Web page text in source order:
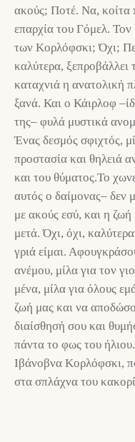
ακούς; Ποτέ. Να, κοίτα
επαρχία του Γόμελ.
των Κορλόφσκι; Όχι;
καλύτερα,
καταχνιά η ανατολική
ξανά. Και ο Κάιρλοφ
της– φυλά μυστικά
Ένας δεσμός σφιχτός,
προστασία και θηλειά
και του θύματος.Το
αυτός ο δαίμονας– δεν
με ακούς εσύ, και η ζωή
μετά. Όχι, όχι,
γριά είμαι.
ανέμου, μίλα για τον
μένα, μίλα για όλους
ζωή μας και να
διαίσθησή σου και
πάντα το φως του
Ιβάνοβνα Κορλόφσκι,
στα σπλάχνα του